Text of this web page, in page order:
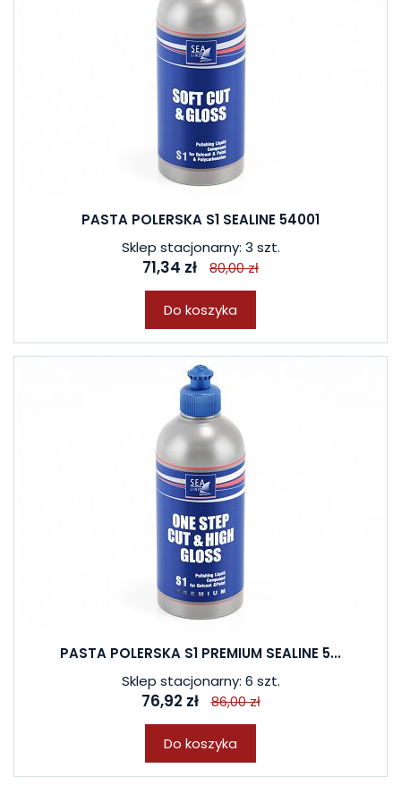
PASTA POLERSKA S1 SEALINE 54001
Sklep stacjonarny: 3 szt.
71,34 zł 80,00 zł
Do koszyka
PASTA POLERSKA S1 PREMIUM SEALINE 5...
Sklep stacjonarny: 6 szt.
76,92 zł 86,00 zł
Do koszyka